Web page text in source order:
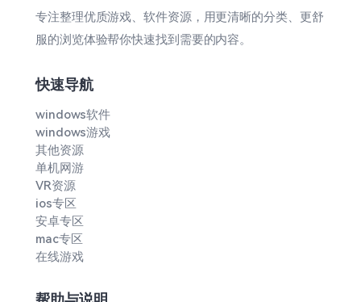
专注整理优质游戏、软件资源，用更清晰的分类、更舒
服的浏览体验帮你快速找到需要的内容。
快速导航
windows软件
windows游戏
其他资源
单机网游
VR资源
ios专区
安卓专区
mac专区
在线游戏